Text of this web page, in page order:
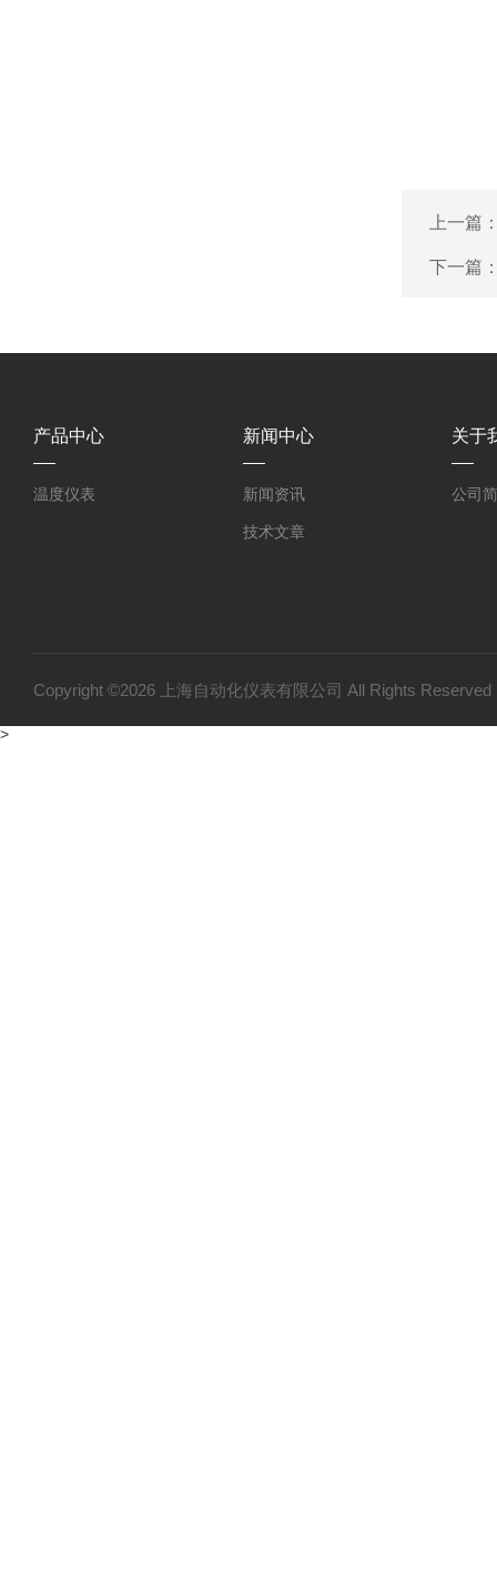
上一篇
下一篇
产品中心
温度仪表
新闻中心
新闻资讯
技术文章
关于
公司
Copyright ©2026 上海自动化仪表有限公司 All Rights
>